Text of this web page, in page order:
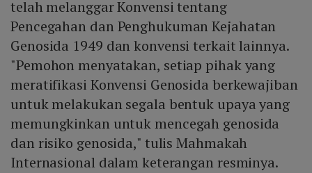
telah melanggar Konvensi tentang
Pencegahan dan Penghukuman Kejahatan
Genosida 1949 dan konvensi terkait lainnya.
"Pemohon menyatakan, setiap pihak yang
meratifikasi Konvensi Genosida berkewajiban
untuk melakukan segala bentuk upaya yang
memungkinkan untuk mencegah genosida
dan risiko genosida," tulis Mahmakah
Internasional dalam keterangan resminya.